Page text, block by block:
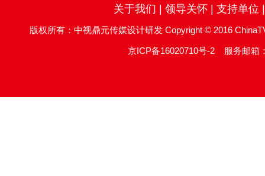
关于我们 | 领导关怀| 支持单位
版权所有：中视鼎元传媒设计研发 Copyright © 2016
京ICP备16020710号-2 服务邮箱